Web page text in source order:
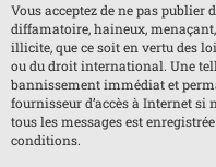
Vous acceptez de ne pas publier
diffamatoire, haineux,
illicite, que ce soit en vertu des
ou du droit international. Une
bannissement immédiat et
fournisseur d’accès à Internet si
tous les messages est
conditions.